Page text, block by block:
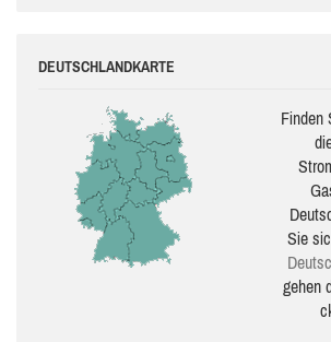
DEUTSCHLANDKARTE
Finden
Sie
gehen